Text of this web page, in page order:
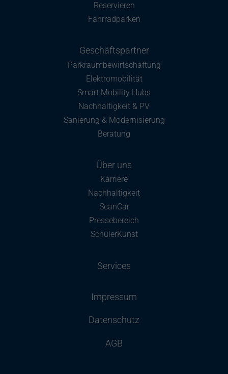
Reservieren
Fahrradparken
Geschäftspartner
Parkraumbewirtschaftung
Elektromobilität
Smart Mobility Hubs
Nachhaltigkeit & PV
Sanierung & Modernisierung
Beratung
Über uns
Karriere
Nachhaltigkeit
ScanCar
Pressebereich
SchülerKunst
Services
Impressum
Datenschutz
AGB